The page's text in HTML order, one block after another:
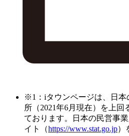
※1：iタウンページは、日本
所（2021年6月現在）を上
ております。日本の民営事
イト（https://www.stat.go.jp）